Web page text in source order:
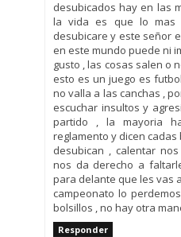
desubicados hay en las
la vida es que lo mas
desubicare y este señor
en este mundo puede ni
gusto , las cosas salen o
esto es un juego es
no valla a las canchas ,
escuchar insultos y
partido , la mayoria
reglamento y dicen
desubican , calentar
nos da derecho a
para delante que les vas
campeonato lo
bolsillos , no hay otra
Responder